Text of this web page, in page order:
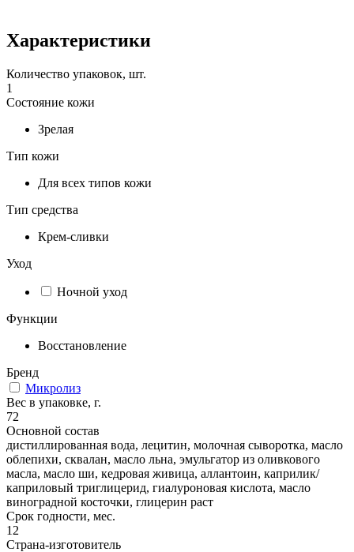
Характеристики
Количество упаковок, шт.
1
Состояние кожи
Зрелая
Тип кожи
Для всех типов кожи
Тип средства
Крем-сливки
Уход
Ночной уход
Функции
Восстановление
Бренд
Микролиз
Вес в упаковке, г.
72
Основной состав
дистиллированная вода, лецитин, молочная сыворотка, масло
облепихи, сквалан, масло льна, эмульгатор из оливкового
масла, масло ши, кедровая живица, аллантоин, каприлик/
каприловый триглицерид, гиалуроновая кислота, масло
виноградной косточки, глицерин раст
Срок годности, мес.
12
Страна-изготовитель